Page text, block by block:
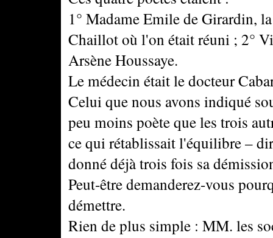
1° Madame Emile de Girardin,
Chaillot où l'on était réuni ; 2°
Arsène Houssaye.
Le médecin était le docteur
Celui que nous avons indiqué
peu moins poète que les trois
ce qui rétablissait l'équilibre –
donné déjà trois fois sa
Peut-être demanderez-vous
démettre.
Rien de plus simple : MM. les